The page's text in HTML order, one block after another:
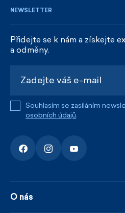
NEWSLETTER
Přidejte se k nám a získejte
a odměny.
Souhlasím se zasíláním
osobních údajů.
O nás